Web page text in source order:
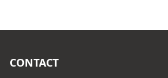
CONTACT